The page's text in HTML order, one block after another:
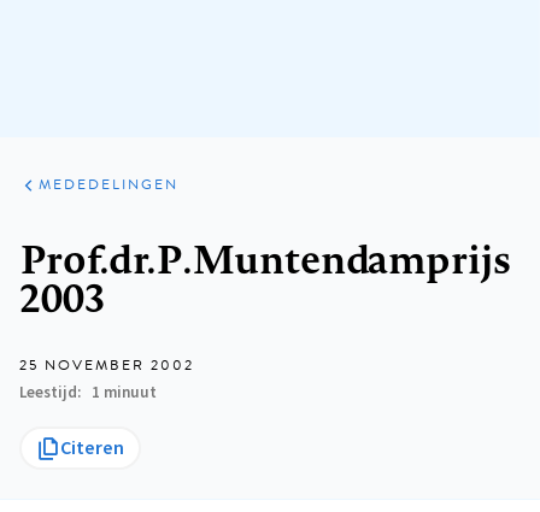
ARTIKELEN
VARIA
MEDEDELINGEN
Prof.dr.P.Muntendamprijs
2003
25 NOVEMBER 2002
Leestijd
1 minuut
Citeren